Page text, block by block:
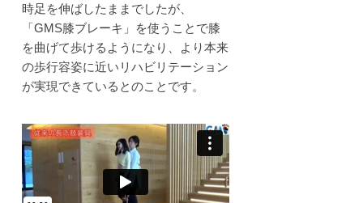
時足を伸ばしたままでしたが、
「GMS膝ブレーキ」を使うことで膝
を曲げて歩けるようになり、より本来
の歩行容姿に近いリハビリテーション
が実現できているとのことです。